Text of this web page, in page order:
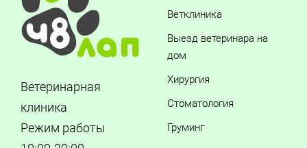
Ветеринарная
клиника
Режим работы
Ветклиника
Выезд ветеринара на
дом
Хирургия
Стоматология
Груминг